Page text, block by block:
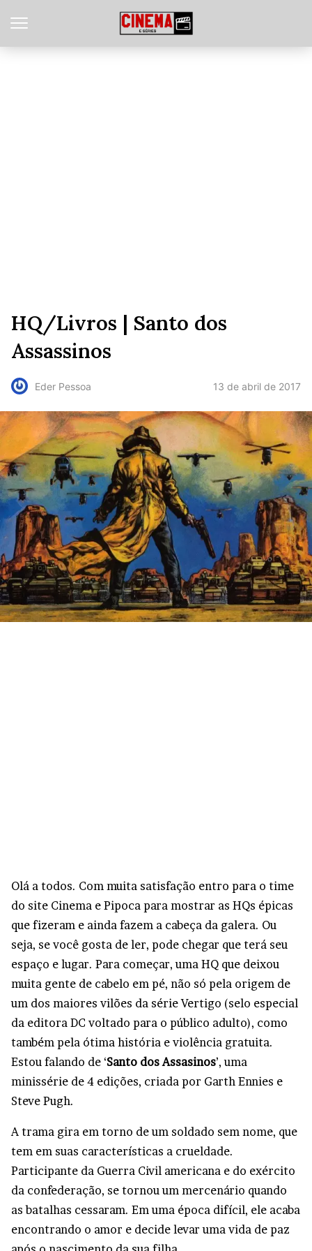
HQ/Livros | Santo dos
Assassinos
Eder Pessoa 13 de abril de 2017
Olá a todos. Com muita satisfação entro para o time
do site Cinema e Pipoca para mostrar as HQs épicas
que fizeram e ainda fazem a cabeça da galera. Ou
seja, se você gosta de ler, pode chegar que terá seu
espaço e lugar. Para começar, uma HQ que deixou
muita gente de cabelo em pé, não só pela origem de
um dos maiores vilões da série Vertigo (selo especial
da editora DC voltado para o público adulto), como
também pela ótima história e violência gratuita.
Estou falando de ‘Santo dos Assasinos’, uma
minissérie de 4 edições, criada por Garth Ennies e
Steve Pugh.
A trama gira em torno de um soldado sem nome, que
tem em suas características a crueldade.
Participante da Guerra Civil americana e do exército
da confederação, se tornou um mercenário quando
as batalhas cessaram. Em uma época difícil, ele acaba
encontrando o amor e decide levar uma vida de paz